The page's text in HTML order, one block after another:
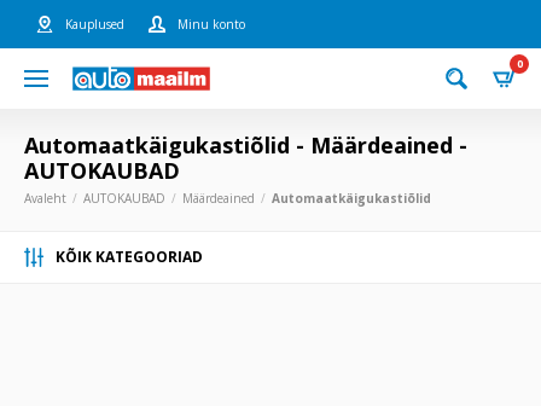
Kauplused Minu konto
0
Automaatkäigukastiõlid - Määrdeained -
AUTOKAUBAD
Avaleht AUTOKAUBAD Määrdeained Automaatkäigukastiõlid